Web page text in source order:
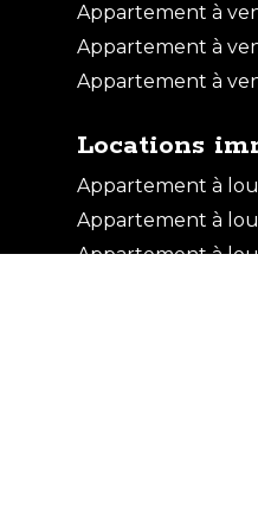
Appartement à
Appartement à
Appartement à
Locations
Appartement à
Appartement à
Appartement à